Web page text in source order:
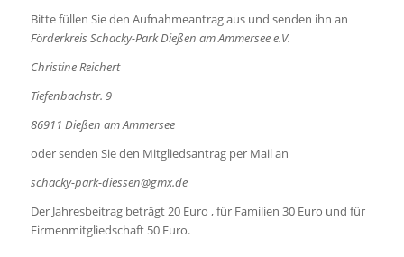
Bitte füllen Sie den Aufnahmeantrag aus und senden ihn an
Förderkreis Schacky-Park Dießen am Ammersee e.V.
Christine Reichert
Tiefenbachstr. 9
86911 Dießen am Ammersee
oder senden Sie den Mitgliedsantrag per Mail an
schacky-park-diessen@gmx.de
Der Jahresbeitrag beträgt 20 Euro , für Familien 30 Euro und für
Firmenmitgliedschaft 50 Euro.